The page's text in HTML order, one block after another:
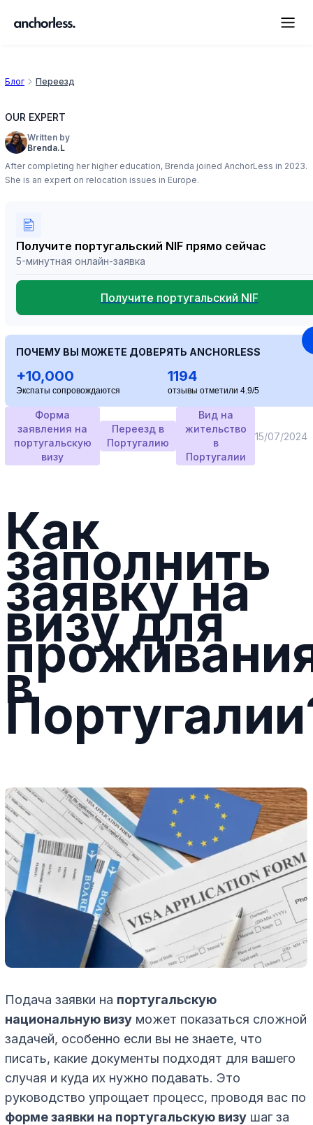
Блог Переезд
OUR EXPERT
Written by
Brenda.L
After completing her higher education, Brenda joined AnchorLess in 2023.
She is an expert on relocation issues in Europe.
Получите португальский NIF прямо сейчас
5-минутная онлайн-заявка
Получите португальский NIF
ПОЧЕМУ ВЫ МОЖЕТЕ ДОВЕРЯТЬ ANCHORLESS
+10,000
Экспаты сопровождаются
1194
отзывы отметили 4.9/5
Форма
заявления на
португальскую
визу
Переезд в
Португалию
Вид на
жительство
в
Португалии
15/07/2024
Как
заполнить
заявку на
визу для
в
Подача заявки на португальскую
национальную визу может показаться сложной
задачей, особенно если вы не знаете, что
писать, какие документы подходят для вашего
случая и куда их нужно подавать. Это
руководство упрощает процесс, проводя вас по
форме заявки на португальскую визу шаг за